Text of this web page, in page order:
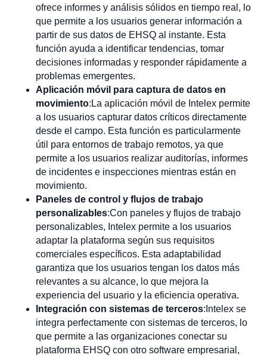
ofrece informes y análisis sólidos en tiempo real, lo
que permite a los usuarios generar información a
partir de sus datos de EHSQ al instante. Esta
función ayuda a identificar tendencias, tomar
decisiones informadas y responder rápidamente a
problemas emergentes.
Aplicación móvil para captura de datos en
movimiento:La aplicación móvil de Intelex permite
a los usuarios capturar datos críticos directamente
desde el campo. Esta función es particularmente
útil para entornos de trabajo remotos, ya que
permite a los usuarios realizar auditorías, informes
de incidentes e inspecciones mientras están en
movimiento.
Paneles de control y flujos de trabajo
personalizables:Con paneles y flujos de trabajo
personalizables, Intelex permite a los usuarios
adaptar la plataforma según sus requisitos
comerciales específicos. Esta adaptabilidad
garantiza que los usuarios tengan los datos más
relevantes a su alcance, lo que mejora la
experiencia del usuario y la eficiencia operativa.
Integración con sistemas de terceros:Intelex se
integra perfectamente con sistemas de terceros, lo
que permite a las organizaciones conectar su
plataforma EHSQ con otro software empresarial,